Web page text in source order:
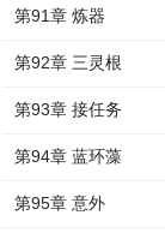
第91章 炼器
第92章 三灵根
第93章 接任务
第94章 蓝环藻
第95章 意外